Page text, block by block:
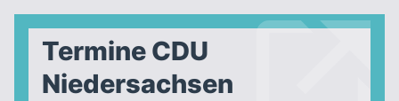
Termine CDU
Niedersachsen